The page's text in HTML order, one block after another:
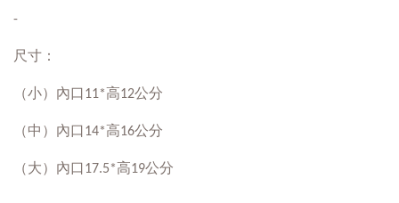
-
尺寸：
（小）內口11*高12公分
（中）內口14*高16公分
（大）內口17.5*高19公分